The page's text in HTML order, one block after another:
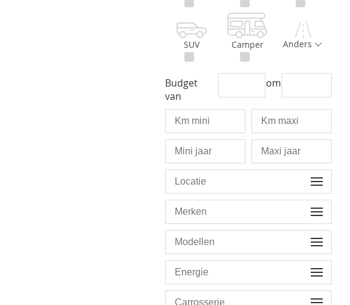
SUV Camper Anders
Budget
van
om